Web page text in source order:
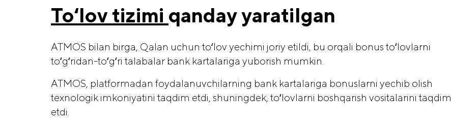
Toʻlov tizimi qanday yaratilgan
ATMOS bilan birga, Qalan uchun toʻlov yechimi joriy etildi, bu orqali bonus toʻlovlarni
toʻgʻridan-toʻgʻri talabalar bank kartalariga yuborish mumkin.
ATMOS, platformadan foydalanuvchilarning bank kartalariga bonuslarni yechib olish
texnologik imkoniyatini taqdim etdi, shuningdek, toʻlovlarni boshqarish vositalarini taqdim
etdi.